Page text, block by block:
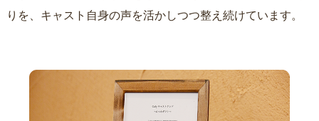
りを、キャスト自身の声を活かしつつ整え続けています。